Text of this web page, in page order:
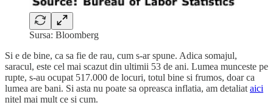
Sursa: Bloomberg
Si e de bine, ca sa fie de rau, cum s-ar spune. Adica somajul,
saracul, este cel mai scazut din ultimii 53 de ani. Lumea munceste pe
rupte, s-au ocupat 517.000 de locuri, totul bine si frumos, doar ca
lumea are bani. Si asta nu poate sa opreasca inflatia, am detaliat aici
nitel mai mult ce si cum.